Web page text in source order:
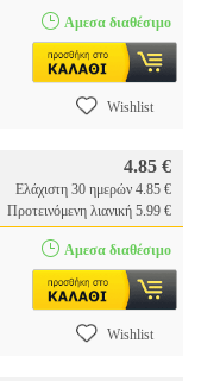
Αμεσα διαθέσιμο
Wishlist
4.85 €
Ελάχιστη 30 ημερών 4.85 €
Προτεινόμενη λιανική 5.99 €
Αμεσα διαθέσιμο
Wishlist